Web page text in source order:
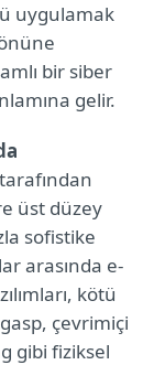
uygulamak
bir siber
gelir.
üst düzey
sofistike
arasında e-
kötü
çevrimiçi
gibi fiziksel